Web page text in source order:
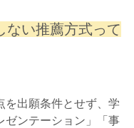
ない推薦方式って
を出願条件とせず、学
ゼンテーション」「事